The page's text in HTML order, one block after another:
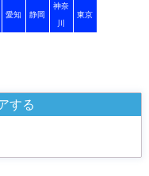
愛知 静岡
神奈
川
東京
する